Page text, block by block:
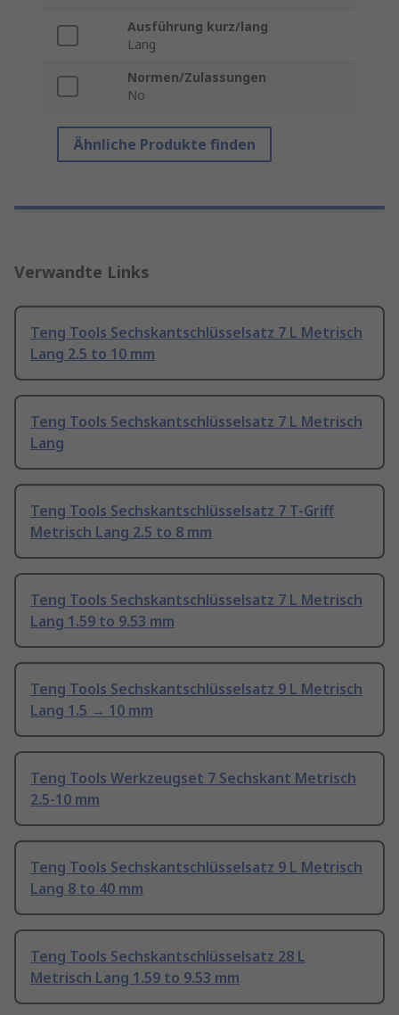
Ausführung kurz/lang
Lang
Normen/Zulassungen
No
Ähnliche Produkte finden
Verwandte Links
Teng Tools Sechskantschlüsselsatz 7 L Metrisch
Lang 2.5 to 10 mm
Teng Tools Sechskantschlüsselsatz 7 L Metrisch
Lang
Teng Tools Sechskantschlüsselsatz 7 T-Griff
Metrisch Lang 2.5 to 8 mm
Teng Tools Sechskantschlüsselsatz 7 L Metrisch
Lang 1.59 to 9.53 mm
Teng Tools Sechskantschlüsselsatz 9 L Metrisch
Lang 1.5 → 10 mm
Teng Tools Werkzeugset 7 Sechskant Metrisch
2.5-10 mm
Teng Tools Sechskantschlüsselsatz 9 L Metrisch
Lang 8 to 40 mm
Teng Tools Sechskantschlüsselsatz 28 L
Metrisch Lang 1.59 to 9.53 mm